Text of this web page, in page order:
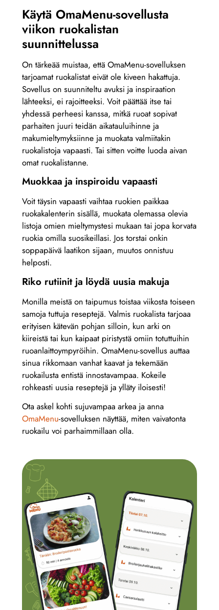
Käytä OmaMenu-sovellusta
viikon ruokalistan
suunnittelussa
On tärkeää muistaa, että OmaMenu-sovelluksen
tarjoamat ruokalistat eivät ole kiveen hakattuja.
Sovellus on suunniteltu avuksi ja inspiraation
lähteeksi, ei rajoitteeksi. Voit päättää itse tai
yhdessä perheesi kanssa, mitkä ruoat sopivat
parhaiten juuri teidän aikatauluihinne ja
makumieltymyksiinne ja muokata valmiitakin
ruokalistoja vapaasti. Tai sitten voitte luoda aivan
omat ruokalistanne.
Muokkaa ja inspiroidu vapaasti
Voit täysin vapaasti vaihtaa ruokien paikkaa
ruokakalenterin sisällä, muokata olemassa olevia
listoja omien mieltymystesi mukaan tai jopa korvata
ruokia omilla suosikeillasi. Jos torstai onkin
soppapäivä laatikon sijaan, muutos onnistuu
helposti.
Riko rutiinit ja löydä uusia makuja
Monilla meistä on taipumus toistaa viikosta toiseen
samoja tuttuja reseptejä. Valmis ruokalista tarjoaa
erityisen kätevän pohjan silloin, kun arki on
kiireistä tai kun kaipaat piristystä omiin totuttuihin
ruoanlaittoympyröihin. OmaMenu-sovellus auttaa
sinua rikkomaan vanhat kaavat ja tekemään
ruokailusta entistä innostavampaa. Kokeile
rohkeasti uusia reseptejä ja ylläty iloisesti!
Ota askel kohti sujuvampaa arkea ja anna
OmaMenu-sovelluksen näyttää, miten vaivatonta
ruokailu voi parhaimmillaan olla.